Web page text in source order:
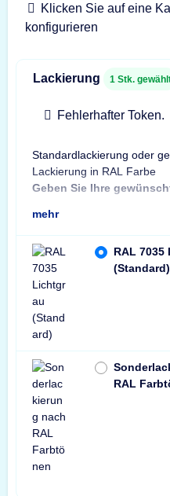
Klicken Sie auf eine
konfigurieren
Lackierung 1 Stk.
Fehlerhafter Token.
Standardlackierung oder
Lackierung in RAL Farbe
Geben Sie Ihre
mehr
RAL 7035
(Standard)
RAL